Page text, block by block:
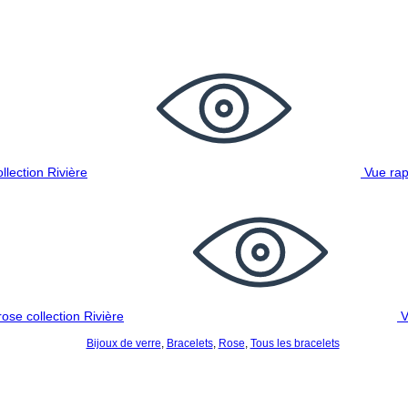
Vue
Bijoux de verre, Bracelets, Rose, Tous les bracelets